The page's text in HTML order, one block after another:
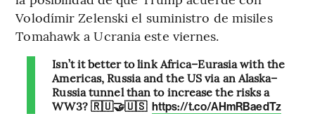
Volodímir Zelenski el suministro de misiles
Tomahawk a Ucrania este viernes.
Isn’t it better to link Africa–Eurasia with the
Americas, Russia and the US via an Alaska–
Russia tunnel than to increase the risks a
WW3? 🇷🇺🤝🇺🇸 https://t.co/AHmRBaedTz